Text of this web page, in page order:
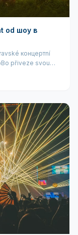
od шоу в
концертní
přiveze svou